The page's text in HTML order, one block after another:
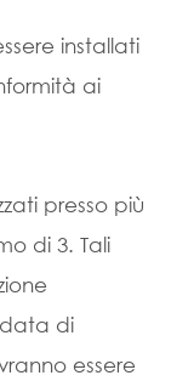
installati
ai
presso più
di 3. Tali
di
essere